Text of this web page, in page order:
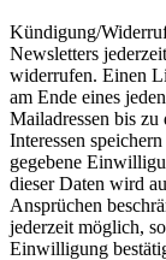
Kündigung/
Newsletters
widerrufen. Einen
am Ende eines
Mailadressen bis zu
Interessen
gegebene
dieser Daten wird
Ansprüchen
jederzeit möglich,
Einwilligung